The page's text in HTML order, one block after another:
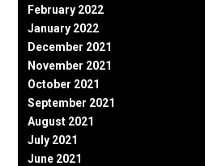
February 2022
January 2022
December 2021
November 2021
October 2021
September 2021
August 2021
July 2021
June 2021